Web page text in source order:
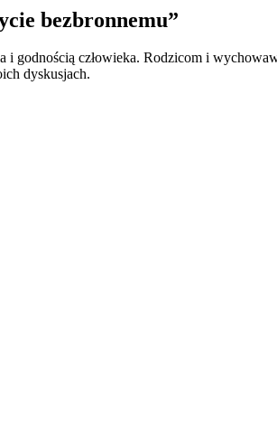
bezbronnemu”
i godnością człowieka. Rodzicom i
dyskusjach.